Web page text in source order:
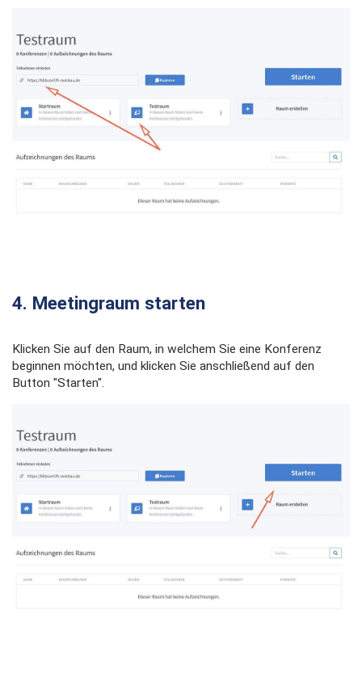
4. Meetingraum starten
Klicken Sie auf den Raum, in welchem Sie eine Konferenz
beginnen möchten, und klicken Sie anschließend auf den
Button "Starten".